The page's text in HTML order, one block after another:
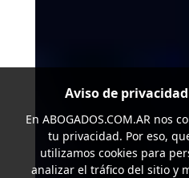
Aviso de
En ABOGADOS.COM.ARnos
tu privacidad. Por eso,
utilizamos cookies para
analizar el tráfico del sitio y